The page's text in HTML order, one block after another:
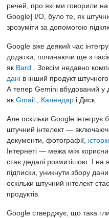
речей, про які ми говорили
Google] I/O, було те, як
зрозуміти за допомогою
Google вже деякий час
додатки, починаючи ще з
як Bard . Зовсім недавно
дані в інший продукт
А тепер Gemini вбудований у
як Gmail , Календар і Диск.
Але оскільки Google інтегрує
штучний інтелект —
документи, фотографії,
Інтернеті — межа між
стає дедалі розмитішою. ​​І на
підписки, уникнути збору
оскільки штучний інтелект
продуктів.
Google стверджує, що така